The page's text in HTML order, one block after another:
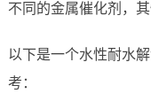
不同的金属催化剂，
以下是一个水性耐水
考：